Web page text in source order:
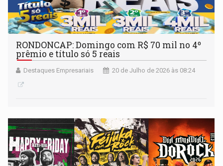
RONDONCAP: Domingo com R$ 70 mil no 4º
prêmio e título só 5 reais
Destaques Empresariais 20 de Julho de 2026 às 08:24